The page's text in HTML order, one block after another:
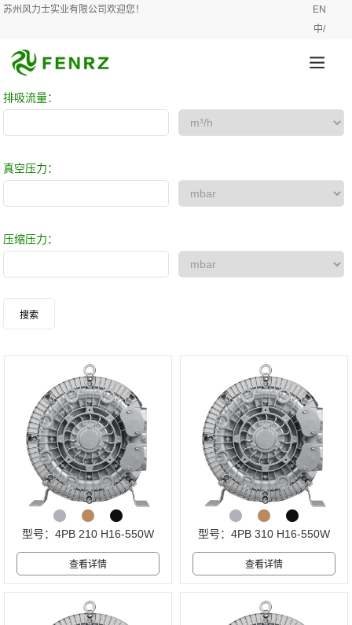
苏州风力士实业有限公司欢迎您！
EN
中/
排吸流量：
真空压力：
压缩压力：
型号：4PB 210 H16-550W 型号：4PB 310 H16-550W